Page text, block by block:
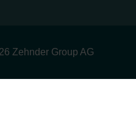
Zehnder Group AG